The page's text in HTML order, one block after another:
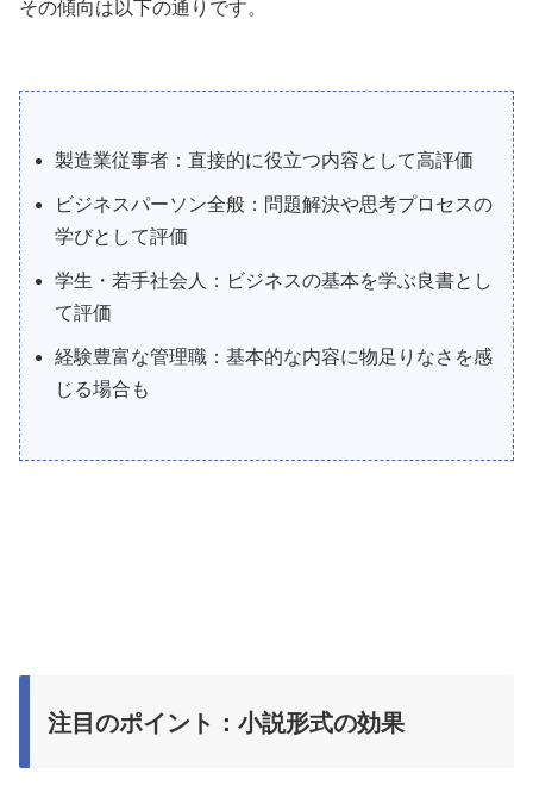
その傾向は以下の通りです。
製造業従事者：直接的に役立つ内容として高評価
ビジネスパーソン全般：問題解決や思考プロセスの
学びとして評価
学生・若手社会人：ビジネスの基本を学ぶ良書とし
て評価
経験豊富な管理職：基本的な内容に物足りなさを感
じる場合も
注目のポイント：小説形式の効果